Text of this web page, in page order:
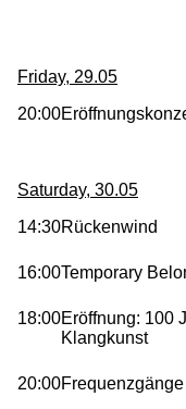
Friday, 29.05
20:00
Saturday, 30.05
14:30Rückenwind
16:00Temporary
18:00Eröffnung: 100
Klangkunst
20:00